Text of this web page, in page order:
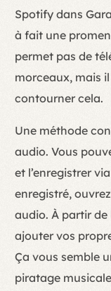
Spotify dans
à fait une
permet pas de
morceaux, mais
contourner cela.
Une méthode
audio. Vous
et l’enregistrer
enregistré,
audio. À partir de
ajouter vos
Ça vous semble
piratage